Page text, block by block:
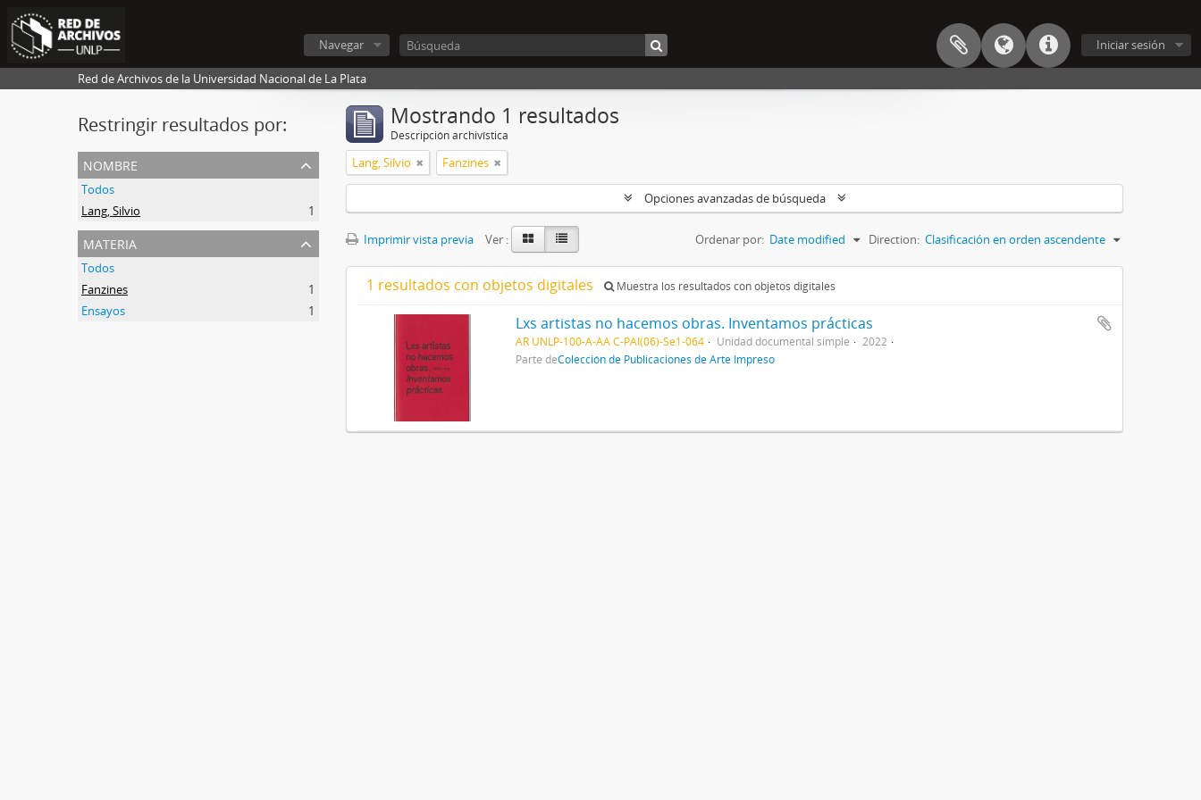
Iniciar sesión
Navegar
Red de Archivos de la Universidad Nacional de La Plata
Restringir resultados por:
nombre
Todos
Lang, Silvio
1
materia
Todos
Fanzines
1
Ensayos
1
Mostrando 1 resultados
Descripción archivística
Lang, Silvio Fanzines
Opciones avanzadas de búsqueda
Imprimir vista previa Ver : Ordenar por: Date modified Direction: Clasificación en orden ascendente
1 resultados con objetos digitales Muestra los resultados con objetos digitales
Lxs artistas no hacemos obras. Inventamos prácticas
AR UNLP-100-A-AA C-PAI(06)-Se1-064 Unidad documental simple
2022
Parte deColección de Publicaciones de Arte Impreso